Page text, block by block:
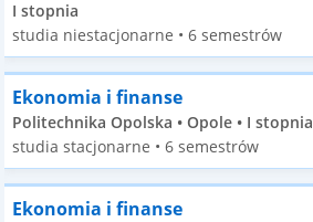
I stopnia
studia niestacjonarne • 6 semestrów
Ekonomia i finanse
Politechnika Opolska • Opole • I stopnia
studia stacjonarne • 6 semestrów
Ekonomia i finanse